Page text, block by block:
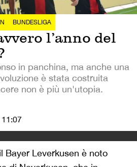
BUNDESLIGA
l’anno del
in panchina, ma anche una
è stata costruita
non è più un'utopia.
Bayer Leverkusen è noto